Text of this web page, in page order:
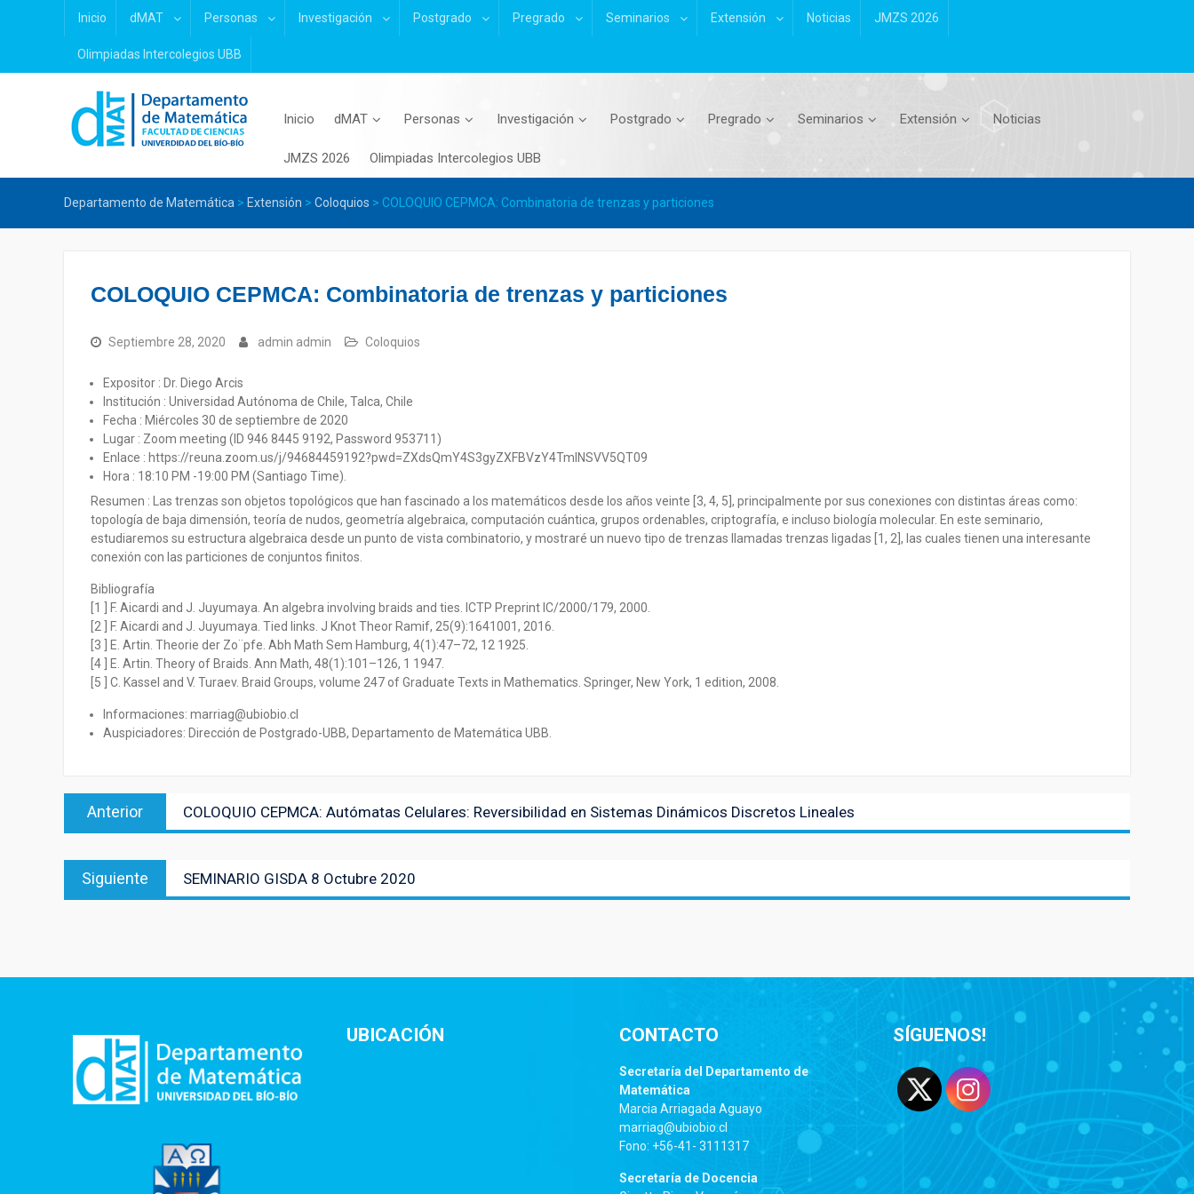
Inicio dMAT Personas Investigación Postgrado Pregrado Seminarios Extensión Noticias JMZS 2026
Olimpiadas Intercolegios UBB
Inicio dMAT Personas Investigación Postgrado Pregrado Seminarios Extensión Noticias
JMZS 2026 Olimpiadas Intercolegios UBB
Departamento de Matemática > Extensión > Coloquios > COLOQUIO CEPMCA: Combinatoria de trenzas y particiones
COLOQUIO CEPMCA: Combinatoria de trenzas y particiones
Septiembre 28, 2020 admin admin Coloquios
Expositor : Dr. Diego Arcis
Institución : Universidad Autónoma de Chile, Talca, Chile
Fecha : Miércoles 30 de septiembre de 2020
Lugar : Zoom meeting (ID 946 8445 9192, Password 953711)
Enlace : https://reuna.zoom.us/j/94684459192?pwd=ZXdsQmY4S3gyZXFBVzY4TmlNSVV5QT09
Hora : 18:10 PM -19:00 PM (Santiago Time).
Resumen : Las trenzas son objetos topológicos que han fascinado a los matemáticos desde los años veinte [3, 4, 5], principalmente por sus conexiones con distintas áreas como:
topología de baja dimensión, teoría de nudos, geometría algebraica, computación cuántica, grupos ordenables, criptografía, e incluso biología molecular. En este seminario,
estudiaremos su estructura algebraica desde un punto de vista combinatorio, y mostraré un nuevo tipo de trenzas llamadas trenzas ligadas [1, 2], las cuales tienen una interesante
conexión con las particiones de conjuntos finitos.
Bibliografía
[1 ] F. Aicardi and J. Juyumaya. An algebra involving braids and ties. ICTP Preprint IC/2000/179, 2000.
[2 ] F. Aicardi and J. Juyumaya. Tied links. J Knot Theor Ramif, 25(9):1641001, 2016.
[3 ] E. Artin. Theorie der Zo¨pfe. Abh Math Sem Hamburg, 4(1):47–72, 12 1925.
[4 ] E. Artin. Theory of Braids. Ann Math, 48(1):101–126, 1 1947.
[5 ] C. Kassel and V. Turaev. Braid Groups, volume 247 of Graduate Texts in Mathematics. Springer, New York, 1 edition, 2008.
Informaciones: marriag@ubiobio.cl
Auspiciadores: Dirección de Postgrado-UBB, Departamento de Matemática UBB.
Navegación
de
entradas
Anterior
anterior:
COLOQUIO CEPMCA: Autómatas Celulares: Reversibilidad en Sistemas Dinámicos Discretos Lineales
Siguiente
siguiente:
SEMINARIO GISDA 8 Octubre 2020
UBICACIÓN CONTACTO
Secretaría del Departamento de
Matemática
Marcia Arriagada Aguayo
marriag@ubiobio.cl
Fono: +56-41- 3111317
Secretaría de Docencia
SÍGUENOS!